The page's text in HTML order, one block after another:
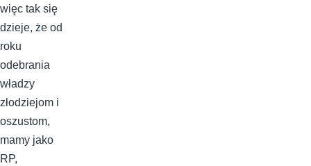
więc tak się
dzieje, że od
roku
odebrania
władzy
złodziejom i
oszustom,
mamy jako
RP,